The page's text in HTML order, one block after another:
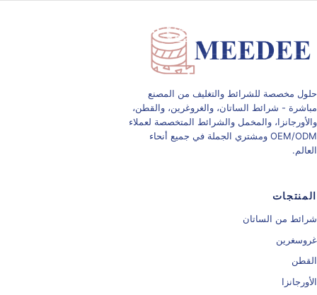
حلول مخصصة للشرائط والتغليف من المصنع
مباشرة - شرائط الساتان، والغروغرين، والقطن،
والأورجانزا، والمخمل والشرائط المتخصصة لعملاء
OEM/ODM ومشتري الجملة في جميع أنحاء
العالم.
المنتجات
شرائط من الساتان
غروسغرين
القطن
الأورجانزا